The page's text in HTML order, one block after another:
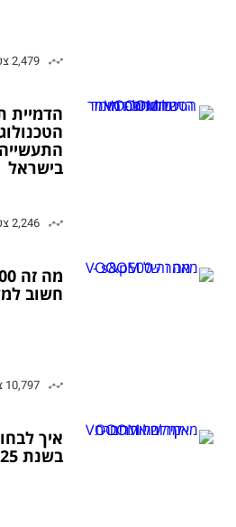
2,479 צפיות
הדמיית
בישראל
2,246 צפיות
חשוב
10,797 צפיות
איך
בשנת 2025?